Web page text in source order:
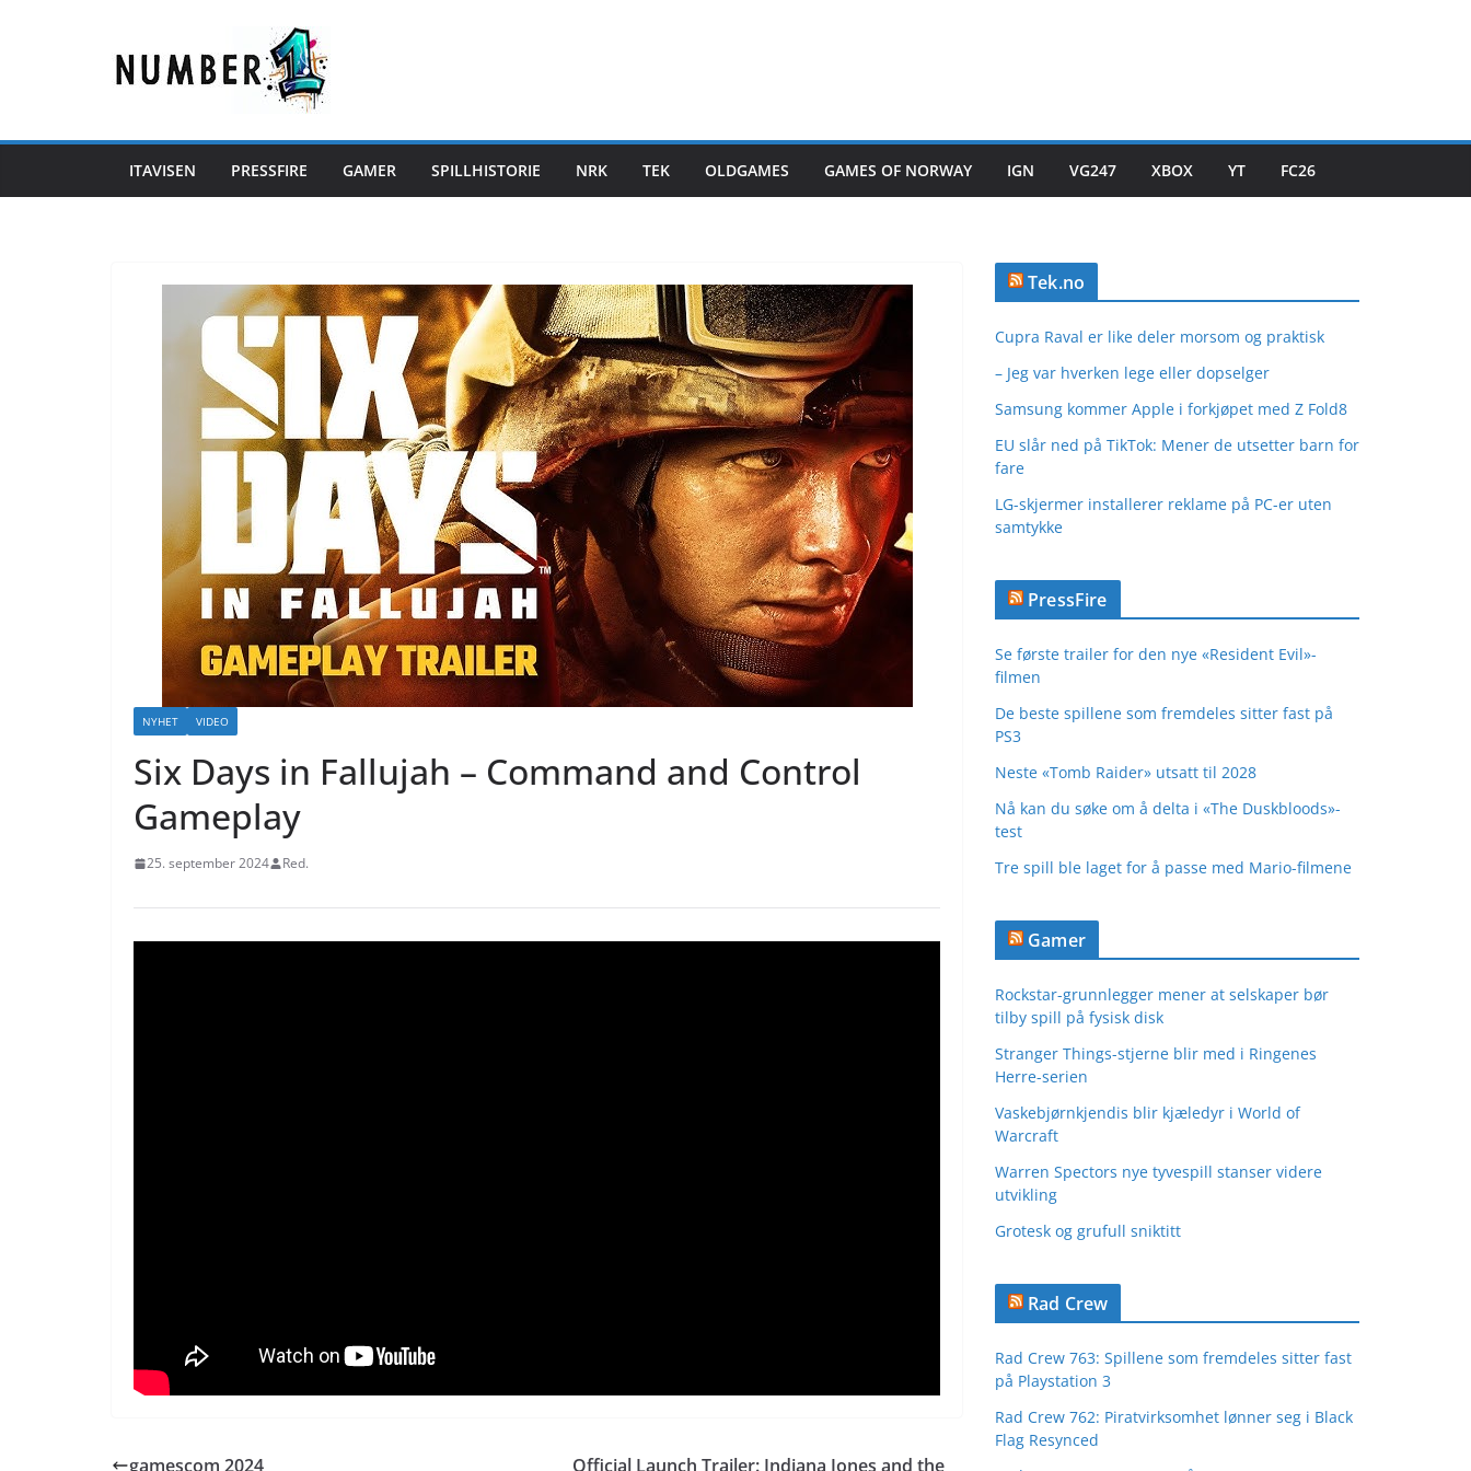
ITAVISEN PRESSFIRE GAMER SPILLHISTORIE NRK TEK OLDGAMES GAMES OF NORWAY IGN VG247 XBOX YT FC26
NYHET VIDEO
Six Days in Fallujah – Command and Control
Gameplay
25. september 2024 Red.
gamescom 2024 Official Launch Trailer: Indiana Jones and the
Tek.no
Cupra Raval er like deler morsom og praktisk
– Jeg var hverken lege eller dopselger
Samsung kommer Apple i forkjøpet med Z Fold8
EU slår ned på TikTok: Mener de utsetter barn for
fare
LG-skjermer installerer reklame på PC-er uten
samtykke
PressFire
Se første trailer for den nye «Resident Evil»-
filmen
De beste spillene som fremdeles sitter fast på
PS3
Neste «Tomb Raider» utsatt til 2028
Nå kan du søke om å delta i «The Duskbloods»-
test
Tre spill ble laget for å passe med Mario-filmene
Gamer
Rockstar-grunnlegger mener at selskaper bør
tilby spill på fysisk disk
Stranger Things-stjerne blir med i Ringenes
Herre-serien
Vaskebjørnkjendis blir kjæledyr i World of
Warcraft
Warren Spectors nye tyvespill stanser videre
utvikling
Grotesk og grufull sniktitt
Rad Crew
Rad Crew 763: Spillene som fremdeles sitter fast
på Playstation 3
Rad Crew 762: Piratvirksomhet lønner seg i Black
Flag Resynced